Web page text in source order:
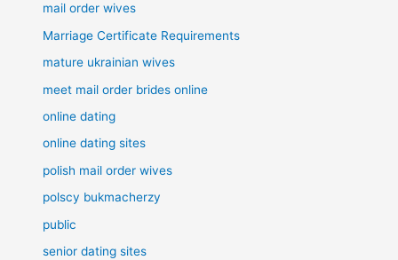
mail order wives
Marriage Certificate Requirements
mature ukrainian wives
meet mail order brides online
online dating
online dating sites
polish mail order wives
polscy bukmacherzy
public
senior dating sites